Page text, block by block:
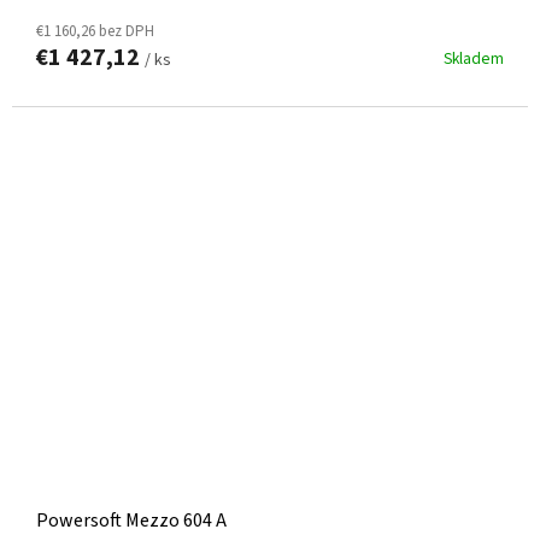
Skladem
€1 160,26 bez DPH
€1 427,12 / ks
Powersoft Mezzo 604 A